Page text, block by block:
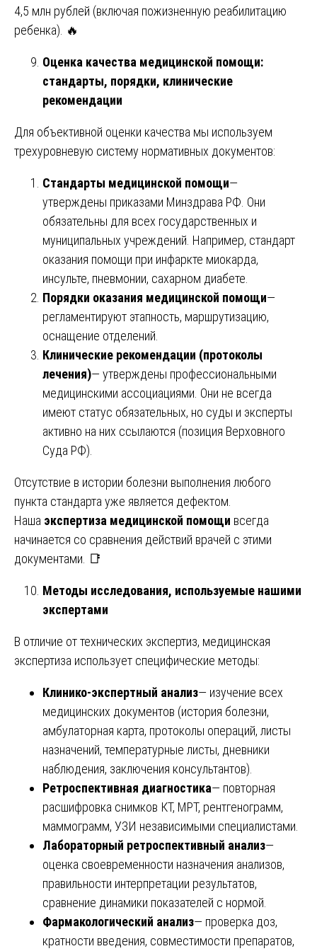
4,5 млн рублей (включая пожизненную реабилитацию
ребенка). 🔥
Оценка качества медицинской помощи:
стандарты, порядки, клинические
рекомендации
Для объективной оценки качества мы используем
трехуровневую систему нормативных документов:
Стандарты медицинской помощи—
утверждены приказами Минздрава РФ. Они
обязательны для всех государственных и
муниципальных учреждений. Например, стандарт
оказания помощи при инфаркте миокарда,
инсульте, пневмонии, сахарном диабете.
Порядки оказания медицинской помощи—
регламентируют этапность, маршрутизацию,
оснащение отделений.
Клинические рекомендации (протоколы
лечения)— утверждены профессиональными
медицинскими ассоциациями. Они не всегда
имеют статус обязательных, но суды и эксперты
активно на них ссылаются (позиция Верховного
Суда РФ).
Отсутствие в истории болезни выполнения любого
пункта стандарта уже является дефектом.
Наша экспертиза медицинской помощи всегда
начинается со сравнения действий врачей с этими
документами. 📑
Методы исследования, используемые нашими
экспертами
В отличие от технических экспертиз, медицинская
экспертиза использует специфические методы:
Клинико-экспертный анализ— изучение всех
медицинских документов (история болезни,
амбулаторная карта, протоколы операций, листы
назначений, температурные листы, дневники
наблюдения, заключения консультантов).
Ретроспективная диагностика— повторная
расшифровка снимков КТ, МРТ, рентгенограмм,
маммограмм, УЗИ независимыми специалистами.
Лабораторный ретроспективный анализ—
оценка своевременности назначения анализов,
правильности интерпретации результатов,
сравнение динамики показателей с нормой.
Фармакологический анализ— проверка доз,
кратности введения, совместимости препаратов,